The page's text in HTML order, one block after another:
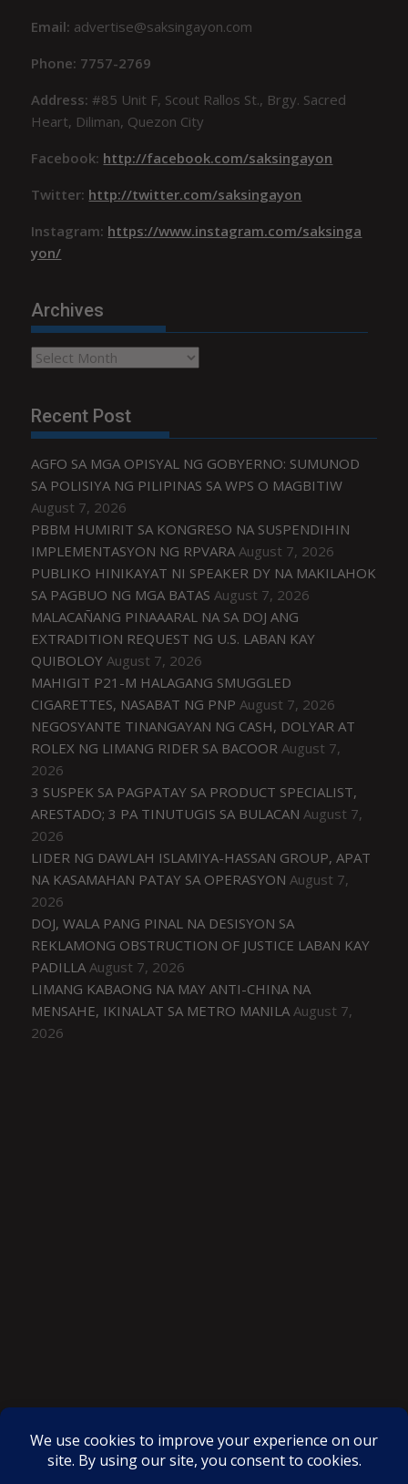
Email: advertise@saksingayon.com
Phone: 7757-2769
Address:#85 Unit F, Scout Rallos St., Brgy. Sacred
Heart, Diliman, Quezon City
Facebook: http://facebook.com/saksingayon
Twitter: http://twitter.com/saksingayon
Instagram: https://www.instagram.com/saksinga
yon/
Archives
Archives
Recent Post
AGFO SA MGA OPISYAL NG GOBYERNO: SUMUNOD
SA POLISIYA NG PILIPINAS SA WPS O MAGBITIW
August 7, 2026
PBBM HUMIRIT SA KONGRESO NA SUSPENDIHIN
IMPLEMENTASYON NG RPVARA August 7, 2026
PUBLIKO HINIKAYAT NI SPEAKER DY NA MAKILAHOK
SA PAGBUO NG MGA BATAS August 7, 2026
MALACAÑANG PINAAARAL NA SA DOJ ANG
EXTRADITION REQUEST NG U.S. LABAN KAY
QUIBOLOY August 7, 2026
MAHIGIT P21-M HALAGANG SMUGGLED
CIGARETTES, NASABAT NG PNP August 7, 2026
NEGOSYANTE TINANGAYAN NG CASH, DOLYAR AT
ROLEX NG LIMANG RIDER SA BACOOR August 7,
2026
3 SUSPEK SA PAGPATAY SA PRODUCT SPECIALIST,
ARESTADO; 3 PA TINUTUGIS SA BULACAN August 7,
2026
LIDER NG DAWLAH ISLAMIYA-HASSAN GROUP, APAT
NA KASAMAHAN PATAY SA OPERASYON August 7,
2026
DOJ, WALA PANG PINAL NA DESISYON SA
REKLAMONG OBSTRUCTION OF JUSTICE LABAN KAY
PADILLA August 7, 2026
LIMANG KABAONG NA MAY ANTI-CHINA NA
MENSAHE, IKINALAT SA METRO MANILA August 7,
2026